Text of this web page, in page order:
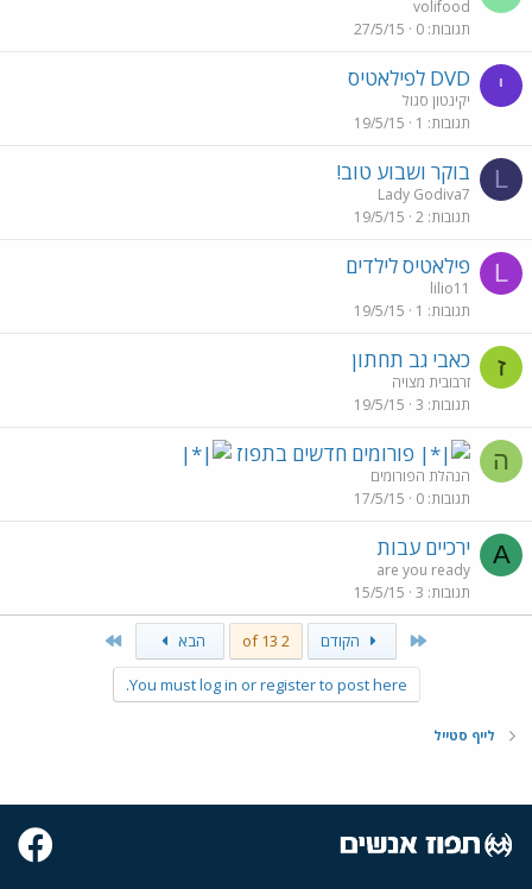
volifood
תגובות 0
27/5/15
י DVD לפילאטיס
יקינטון סגול
תגובות 1
19/5/15
L בוקר ושבוע טוב!
Lady Godiva7
תגובות 2
19/5/15
L פילאטיס לילדים
lilio11
תגובות 1
19/5/15
ז כאבי גב תחתון
זרבובית מצויה
תגובות 3
19/5/15
ה פורומים חדשים בתפוז
הנהלת הפורומים
תגובות 0
17/5/15
A ירכיים עבות
are you ready
תגובות 3
15/5/15
הקודם 2 of 13 הבא
You must log in or register to post here.
לייף סטייל